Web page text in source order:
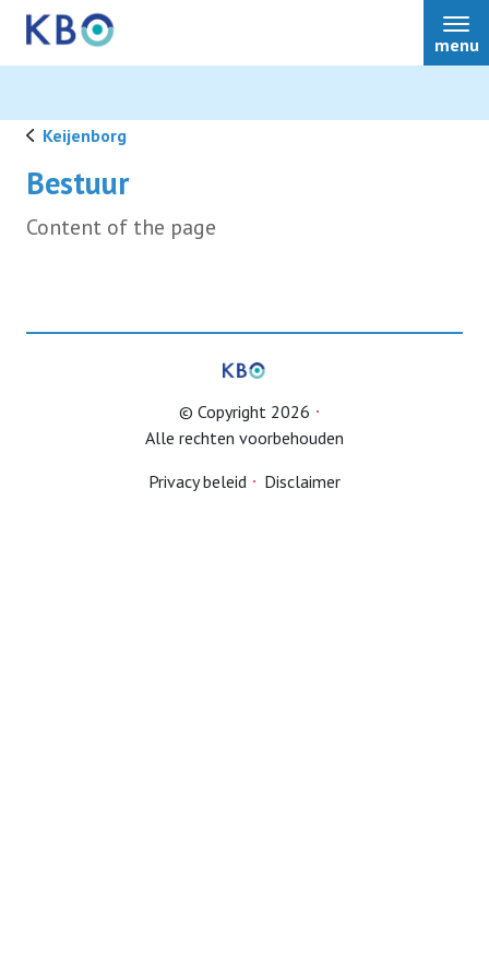
menu
Keijenborg
Bestuur
Content of the page
© Copyright 2026
Alle rechten voorbehouden
Privacy beleid
Disclaimer